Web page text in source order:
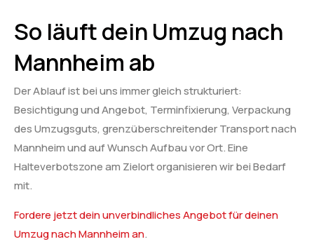
So läuft dein Umzug nach
Mannheim ab
Der Ablauf ist bei uns immer gleich strukturiert:
Besichtigung und Angebot, Terminfixierung, Verpackung
des Umzugsguts, grenzüberschreitender Transport nach
Mannheim und auf Wunsch Aufbau vor Ort. Eine
Halteverbotszone am Zielort organisieren wir bei Bedarf
mit.
Fordere jetzt dein unverbindliches Angebot für deinen
Umzug nach Mannheim an.